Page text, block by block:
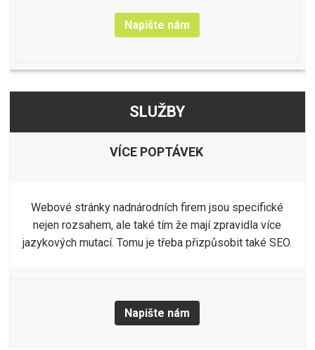
Napište nám
SLUŽBY
VÍCE POPTÁVEK
Webové stránky nadnárodních firem jsou specifické
nejen rozsahem, ale také tím že mají zpravidla více
jazykových mutací. Tomu je třeba přizpůsobit také SEO.
Napište nám